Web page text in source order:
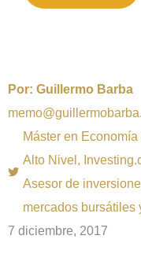
Por: Guillermo Barba
Máster en
Alto Nivel,
Asesor de
mercados bursátiles
7 diciembre, 2017